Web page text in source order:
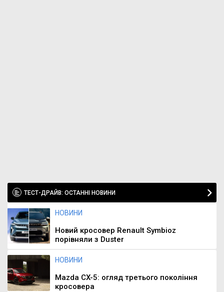
ТЕСТ-ДРАЙВ: ОСТАННІ НОВИНИ
НОВИНИ
Новий кросовер Renault Symbioz
порівняли з Duster
НОВИНИ
Mazda CX-5: огляд третього покоління
кросовера